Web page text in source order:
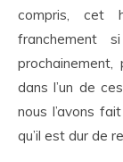
compris, cet
franchement
dans l’un de
nous l’avons
qu’il est dur de